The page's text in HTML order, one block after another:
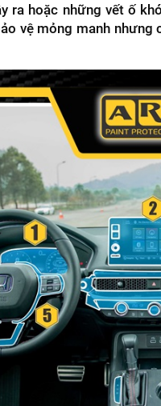
ra hoặc những vết ố
vệ mỏng manh nhưng